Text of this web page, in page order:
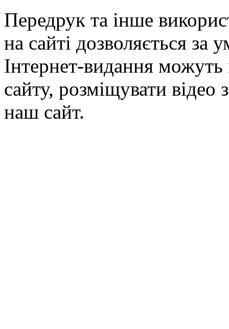
Передрук та інше
на сайті дозволяється
Інтернет-видання можуть
сайту, розміщувати відео
наш сайт.